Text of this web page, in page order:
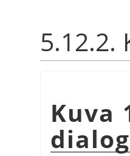
5.12.2.
Kuva
dialog